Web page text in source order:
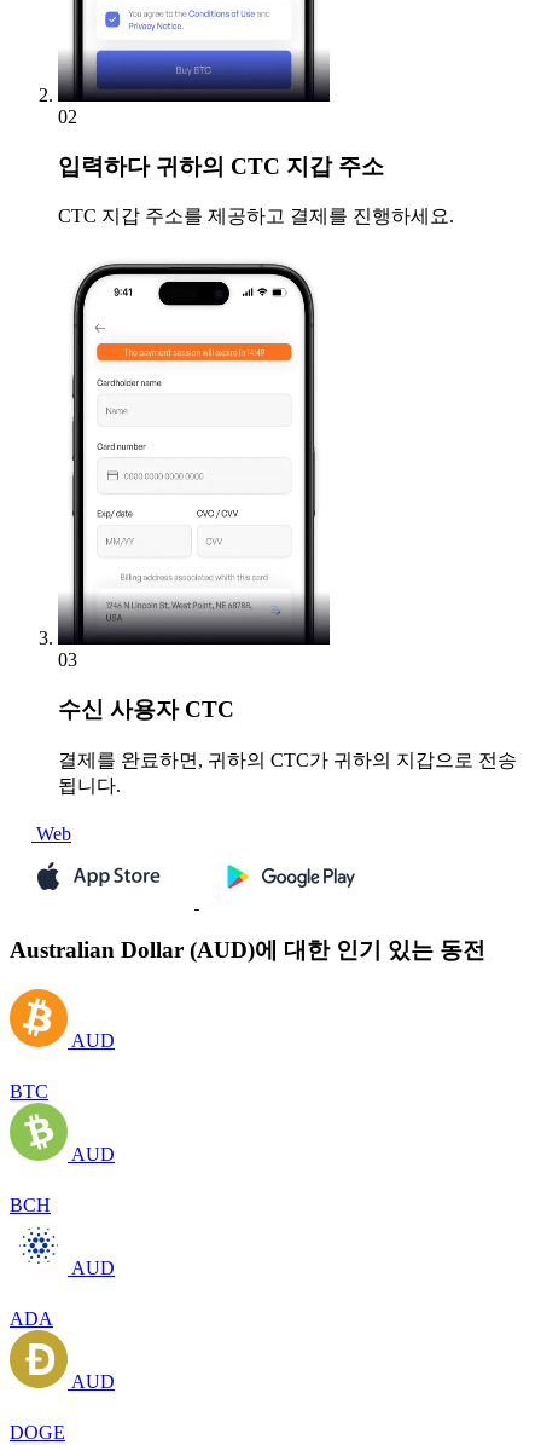
02
입력하다귀하의 CTC 지갑 주소
CTC 지갑 주소를 제공하고 결제를 진행하세요.
03
수신 사용자 CTC
결제를 완료하면, 귀하의 CTC가 귀하의 지갑으로 전송
됩니다.
Web
Australian Dollar (AUD)에 대한 인기 있는 동전
AUD
BTC
AUD
BCH
AUD
ADA
AUD
DOGE